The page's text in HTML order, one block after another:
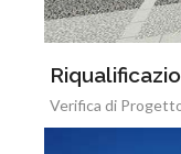
Verifica di